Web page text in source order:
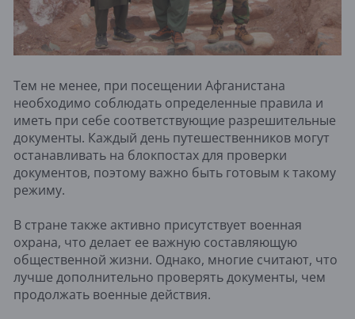
Тем не менее, при посещении Афганистана
необходимо соблюдать определенные правила и
иметь при себе соответствующие разрешительные
документы. Каждый день путешественников могут
останавливать на блокпостах для проверки
документов, поэтому важно быть готовым к такому
режиму.
В стране также активно присутствует военная
охрана, что делает ее важную составляющую
общественной жизни. Однако, многие считают, что
лучше дополнительно проверять документы, чем
продолжать военные действия.